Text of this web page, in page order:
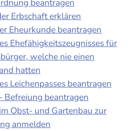
beantragen
Erbschaft erklären
Eheurkunde beantragen
Ehefähigkeitszeugnisses für
welche nie einen
hatten
Leichenpasses beantragen
beantragen
Obst- und Gartenbau zur
anmelden